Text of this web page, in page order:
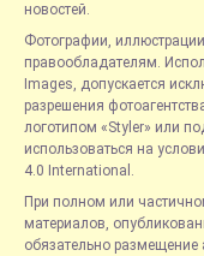
новостей.
Фотографии,
правообладателям.
Images, допускается
разрешения
логотипом «Styler» или
использоваться на
4.0 International.
При полном или
материалов,
обязательно размещение